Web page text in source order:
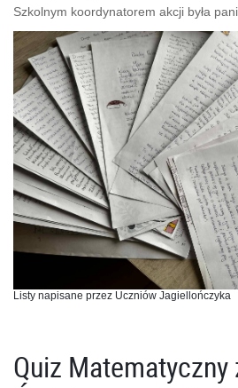
Szkolnym koordynatorem akcji była
Listy napisane przez Uczniów Jagiellończyka
Quiz Matematyczny